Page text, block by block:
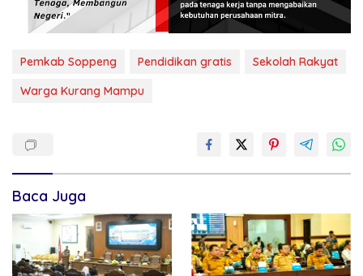
Pemkab Soppeng Pendidikan gratis
Sekolah Rakyat
Warga Kurang Mampu
Baca Juga